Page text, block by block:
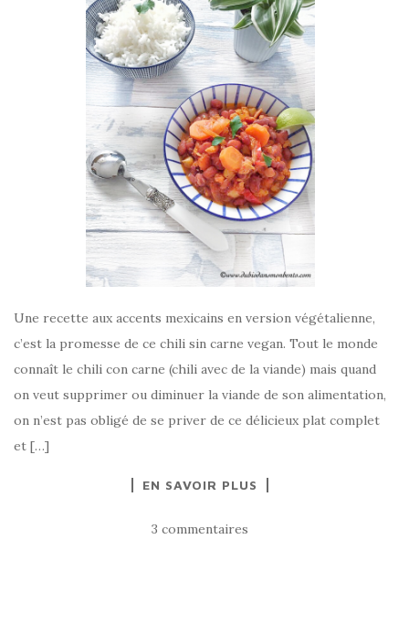
Une recette aux accents mexicains en version végétalienne,
c’est la promesse de ce chili sin carne vegan. Tout le monde
connaît le chili con carne (chili avec de la viande) mais quand
on veut supprimer ou diminuer la viande de son alimentation,
on n’est pas obligé de se priver de ce délicieux plat complet
et […]
EN SAVOIR PLUS
3 commentaires